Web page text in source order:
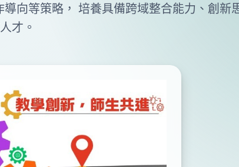
向等策略， 培養具備跨域整合能力、創新
才。